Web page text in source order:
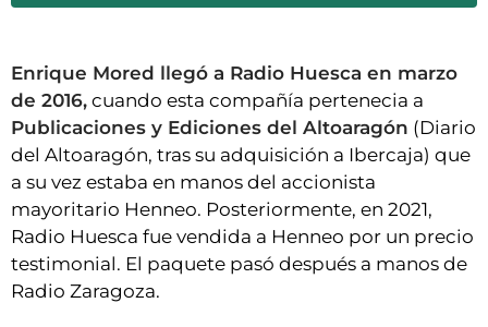
Enrique Mored llegó a Radio Huesca en marzo
de 2016, cuando esta compañía pertenecia a
Publicaciones y Ediciones del Altoaragón (Diario
del Altoaragón, tras su adquisición a Ibercaja) que
a su vez estaba en manos del accionista
mayoritario Henneo. Posteriormente, en 2021,
Radio Huesca fue vendida a Henneo por un precio
testimonial. El paquete pasó después a manos de
Radio Zaragoza.